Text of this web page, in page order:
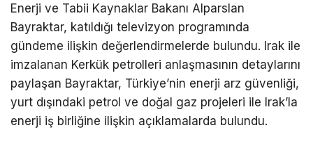
Enerji ve Tabii Kaynaklar Bakanı Alparslan
Bayraktar, katıldığı televizyon programında
gündeme ilişkin değerlendirmelerde bulundu. Irak ile
imzalanan Kerkük petrolleri anlaşmasının detaylarını
paylaşan Bayraktar, Türkiye’nin enerji arz güvenliği,
yurt dışındaki petrol ve doğal gaz projeleri ile Irak’la
enerji iş birliğine ilişkin açıklamalarda bulundu.